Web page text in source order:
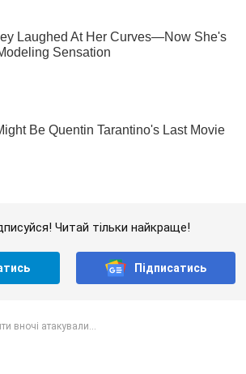
Читай тільки найкраще!
Підписатись
вночі атакували...